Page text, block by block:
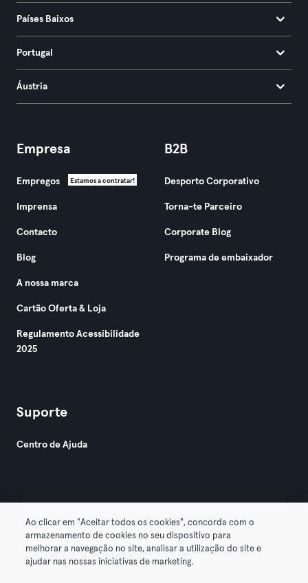
Países Baixos
Portugal
Áustria
Empresa
Empregos Estamos a contratar!
Imprensa
Contacto
Blog
A nossa marca
Cartão Oferta & Loja
Regulamento Acessibilidade
2025
B2B
Desporto Corporativo
Torna-te Parceiro
Corporate Blog
Programa de embaixador
Suporte
Centro de Ajuda
© 2026 Urban Sports Group GmbH. All rights reserved.
Termos & Condições Privacidade
Ao clicar em "Aceitar todos os cookies", concorda com o
armazenamento de cookies no seu dispositivo para
melhorar a navegação no site, analisar a utilização do site e
ajudar nas nossas iniciativas de marketing.